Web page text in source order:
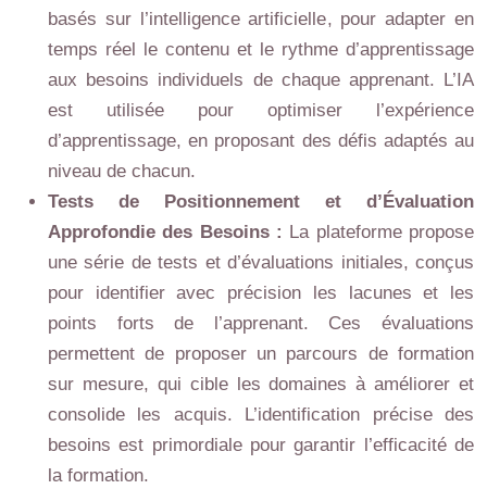
basés sur l’intelligence artificielle, pour adapter en
temps réel le contenu et le rythme d’apprentissage
aux besoins individuels de chaque apprenant. L’IA
est utilisée pour optimiser l’expérience
d’apprentissage, en proposant des défis adaptés au
niveau de chacun.
Tests de Positionnement et d’Évaluation
Approfondie des Besoins : La plateforme propose
une série de tests et d’évaluations initiales, conçus
pour identifier avec précision les lacunes et les
points forts de l’apprenant. Ces évaluations
permettent de proposer un parcours de formation
sur mesure, qui cible les domaines à améliorer et
consolide les acquis. L’identification précise des
besoins est primordiale pour garantir l’efficacité de
la formation.